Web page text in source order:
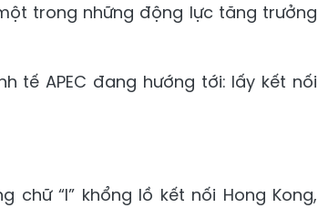
trong những động lực tăng trưởng
tế APEC đang hướng tới: lấy kết nối
“I” khổng lồ kết nối Hong Kong,